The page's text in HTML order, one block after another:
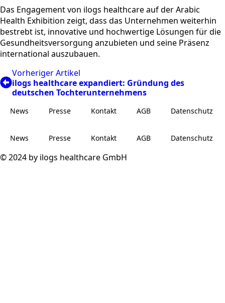
Das Engagement von ilogs healthcare auf der Arabic
Health Exhibition zeigt, dass das Unternehmen weiterhin
bestrebt ist, innovative und hochwertige Lösungen für die
Gesundheitsversorgung anzubieten und seine Präsenz
international auszubauen.
Vorheriger Artikel
ilogs healthcare expandiert: Gründung des
deutschen Tochterunternehmens
News Presse Kontakt AGB Datenschutz
News Presse Kontakt AGB Datenschutz
© 2024 by ilogs healthcare GmbH